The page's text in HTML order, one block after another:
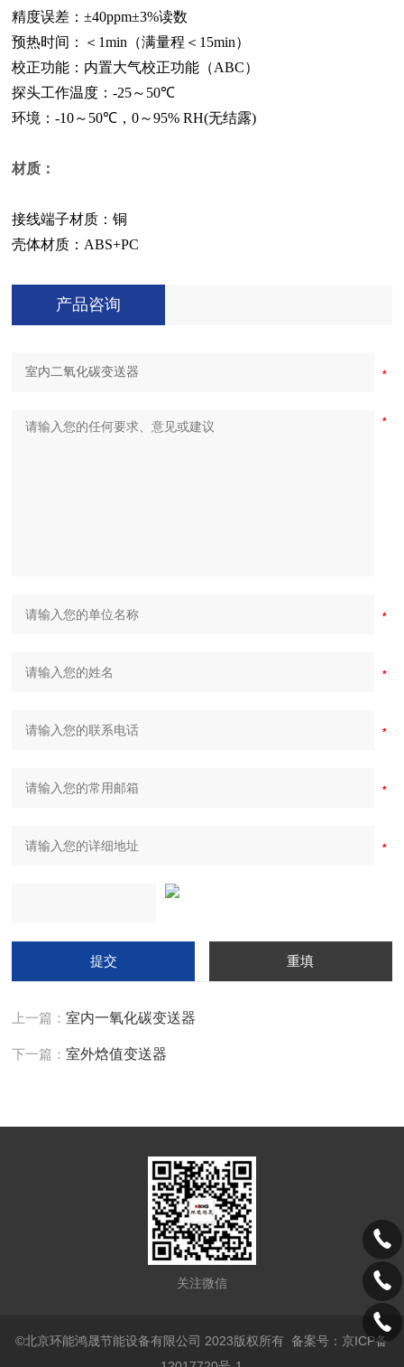
精度误差：±40ppm±3%读数
预热时间：＜1min（满量程＜15min）
校正功能：内置大气校正功能（ABC）
探头工作温度：-25～ 50℃
环境：-10～ 50℃，0～95% RH(无结露)
材质：
接线端子材质：铜
壳体材质：ABS+PC
产品咨询
上一篇：室内一氧化碳变送器
下一篇：室外焓值变送器
关注微信
©北京环能鸿晟节能设备有限公司 2023版权所有备案号：京ICP备